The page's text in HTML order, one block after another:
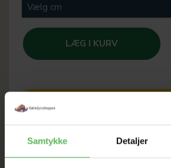
Samtykke Detaljer
LÆG I KURV